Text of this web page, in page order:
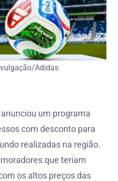
Adidas
um programa
com desconto para
realizadas na região.
que teriam
os altos preços das